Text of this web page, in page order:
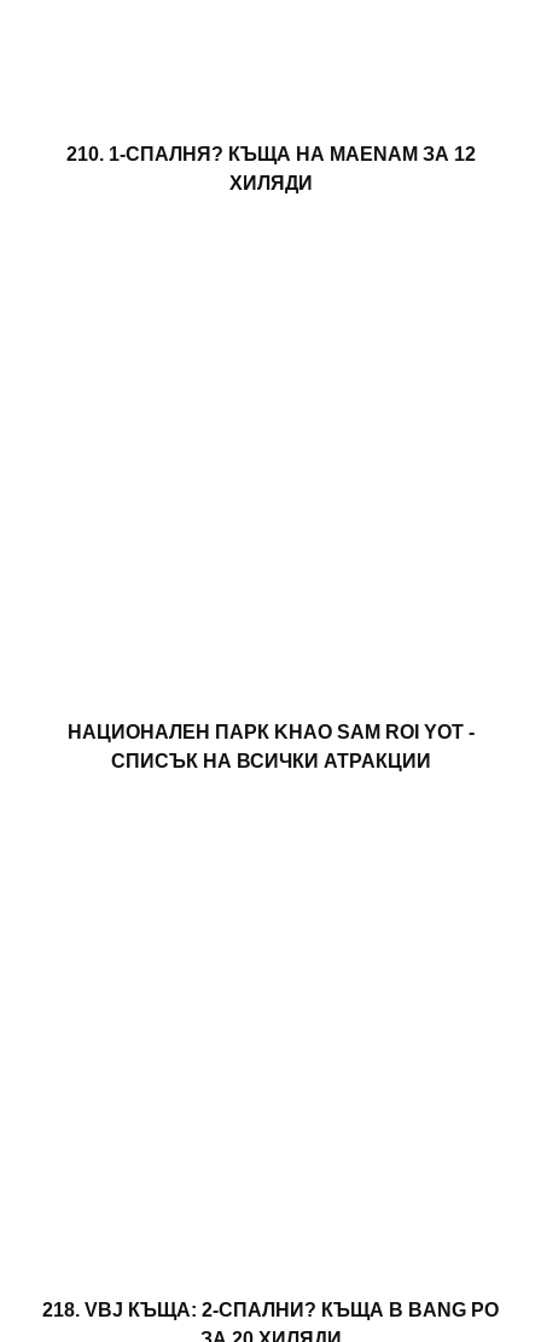
210. 1-СПАЛНЯ? КЪЩА НА MAENAM ЗА 12
ХИЛЯДИ
НАЦИОНАЛЕН ПАРК KHAO SAM ROI YOT -
СПИСЪК НА ВСИЧКИ АТРАКЦИИ
218. VBJ КЪЩА: 2-СПАЛНИ? КЪЩА В BANG PO